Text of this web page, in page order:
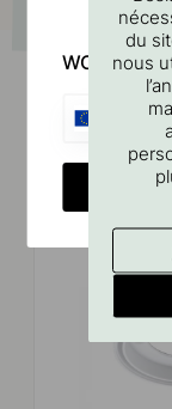
du
nous
WOULD